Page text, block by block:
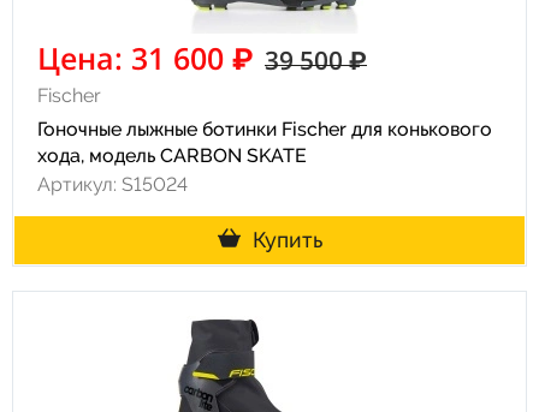
Цена: 31 600 ₽ 39 500 ₽
Fischer
Гоночные лыжные ботинки Fischer для конькового
хода, модель CARBON SKATE
Артикул: S15024
Купить